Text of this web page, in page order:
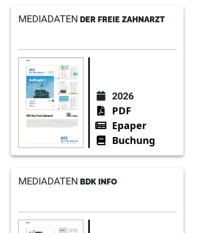
MEDIADATEN DER FREIE ZAHNARZT
2026
PDF
Epaper
Buchung
MEDIADATEN BDK INFO